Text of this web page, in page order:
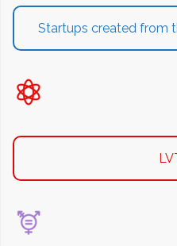
Startups created from